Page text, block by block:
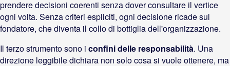
prendere decisioni coerenti senza dover consultare il vertice
ogni volta. Senza criteri espliciti, ogni decisione ricade sul
fondatore, che diventa il collo di bottiglia dell'organizzazione.
Il terzo strumento sono i confini delle responsabilità. Una
direzione leggibile dichiara non solo cosa si vuole ottenere, ma